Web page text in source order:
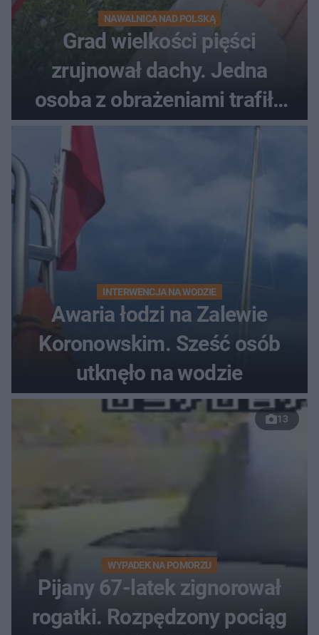
NAWAŁNICA NAD POLSKĄ
Grad wielkości pięści
zrujnował dachy. Jedna
osoba z obrażeniami trafiła
do szpitala
INTERWENCJA NA WODZIE
Awaria łodzi na Zalewie
Koronowskim. Sześć osób
utknęło na wodzie
13
WYPADEK NA POMORZU
Pijany 67-latek zignorował
rogatki. Rozpędzony pociąg